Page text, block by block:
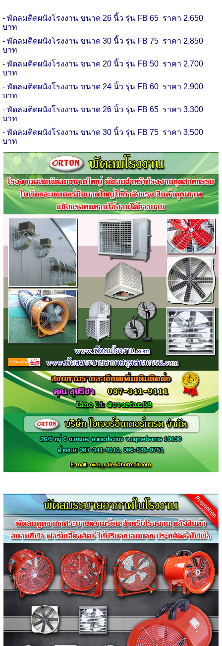
- พัดลมติดผนังโรงงาน ขนาด 26 นิ้ว รุ่น FB 65 ราคา 2,650
บาท
- พัดลมติดผนังโรงงาน ขนาด 30 นิ้ว รุ่น FB 75 ราคา 2,850
บาท
- พัดลมติดผนังโรงงาน ขนาด 20 นิ้ว รุ่น FB 50 ราคา 2,700
บาท
- พัดลมติดผนังโรงงาน ขนาด 24 นิ้ว รุ่น FB 60 ราคา 2,900
บาท
- พัดลมติดผนังโรงงาน ขนาด 26 นิ้ว รุ่น FB 65 ราคา 3,300
บาท
- พัดลมติดผนังโรงงาน ขนาด 30 นิ้ว รุ่น FB 75 ราคา 3,500
บาท